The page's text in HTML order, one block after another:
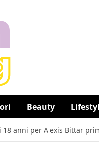
Beauty
anni per Alexis Bittar